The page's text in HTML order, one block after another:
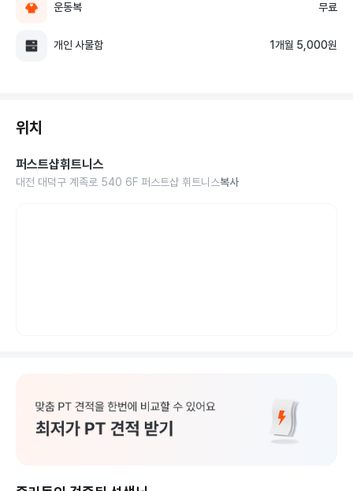
운동복 무료
개인 사물함 1개월 5,000원
위치
퍼스트샵휘트니스
대전 대덕구 계족로 540 6F 퍼스트샵 휘트니스복사